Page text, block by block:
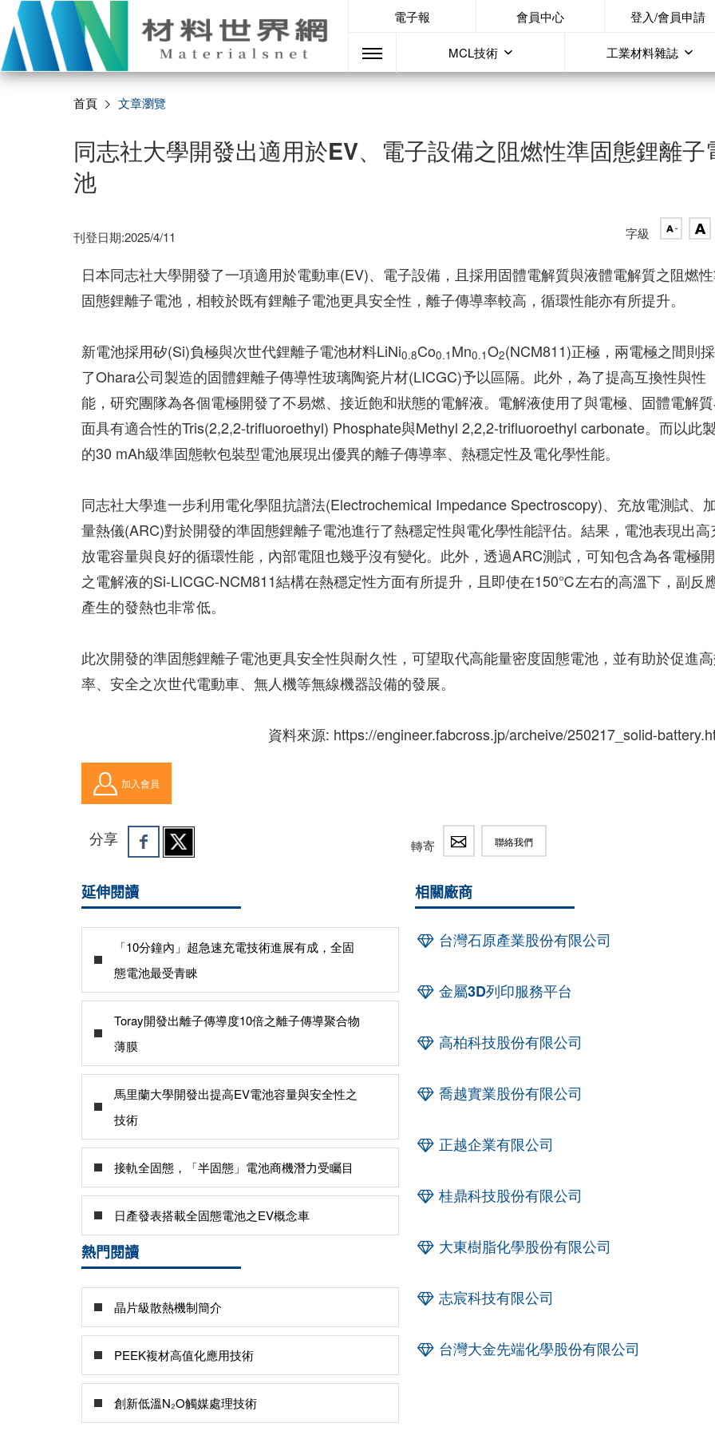
電子報 會員中心 登入/會員申請
MCL技術 工業材料雜誌
首頁 文章瀏覽
同志社大學開發出適用於EV、電子設備之阻燃性準固態鋰離子
池
刊登日期:2025/4/11 字級
日本同志社大學開發了一項適用於電動車(EV)、電子設備，且採用固體電解質與液體電解質之阻燃
固態鋰離子電池，相較於既有鋰離子電池更具安全性，離子傳導率較高，循環性能亦有所提升。
新電池採用矽(Si)負極與次世代鋰離子電池材料LiNi0.8Co0.1 Mn0.1O2(NCM811)正極，兩電極之間則
了Ohara公司製造的固體鋰離子傳導性玻璃陶瓷片材(LICGC)予以區隔。此外，為了提高互換性與性
能，研究團隊為各個電極開發了不易燃、接近飽和狀態的電解液。電解液使用了與電極、固體電解
面具有適合性的Tris(2,2,2-trifluoroethyl) Phosphate與Methyl 2,2,2-trifluoroethyl carbonate。而以此
的30 mAh級準固態軟包裝型電池展現出優異的離子傳導率、熱穩定性及電化學性能。
同志社大學進一步利用電化學阻抗譜法(Electrochemical Impedance Spectroscopy)、充放電測試、
量熱儀(ARC)對於開發的準固態鋰離子電池進行了熱穩定性與電化學性能評估。結果，電池表現出高
放電容量與良好的循環性能，內部電阻也幾乎沒有變化。此外，透過ARC測試，可知包含為各電極
之電解液的Si-LICGC-NCM811結構在熱穩定性方面有所提升，且即使在150℃左右的高溫下，副反
產生的發熱也非常低。
此次開發的準固態鋰離子電池更具安全性與耐久性，可望取代高能量密度固態電池，並有助於促進
率、安全之次世代電動車、無人機等無線機器設備的發展。
資料來源: https://engineer.fabcross.jp/archeive/250217_solid-
加入會員
分享 轉寄 聯絡我們
延伸閱讀
「10分鐘內」超急速充電技術進展有成，全固
態電池最受青睞
Toray開發出離子傳導度10倍之離子傳導聚合物
薄膜
馬里蘭大學開發出提高EV電池容量與安全性之
技術
接軌全固態，「半固態」電池商機潛力受矚目
日產發表搭載全固態電池之EV概念車
熱門閱讀
晶片級散熱機制簡介
PEEK複材高值化應用技術
創新低溫N₂O觸媒處理技術
相關廠商
台灣石原產業股份有限公司
金屬3D列印服務平台
高柏科技股份有限公司
喬越實業股份有限公司
正越企業有限公司
桂鼎科技股份有限公司
大東樹脂化學股份有限公司
志宸科技有限公司
台灣大金先端化學股份有限公司